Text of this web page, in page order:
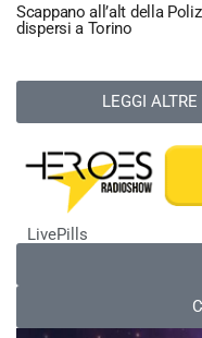
Scappano all’alt della
dispersi a Torino
LEGGI
LivePills